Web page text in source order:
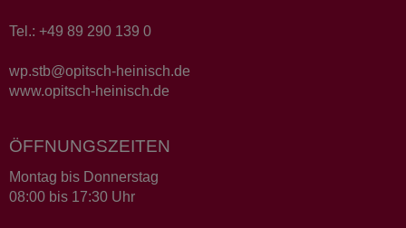
Tel.: +49 89 290 139 0
wp.stb@opitsch-heinisch.de
www.opitsch-heinisch.de
ÖFFNUNGSZEITEN
Montag bis Donnerstag
08:00 bis 17:30 Uhr